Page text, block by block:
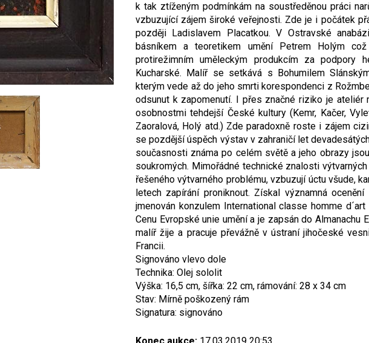
k tak ztíženým podmínkám na soustředěnou práci
vzbuzující zájem široké veřejnosti. Zde je i počátek
později Ladislavem Placatkou. V Ostravské
básníkem a teoretikem umění Petrem Holým
protirežimním uměleckým produkcím za podpory
Kucharské. Malíř se setkává s Bohumilem
kterým vede až do jeho smrti korespondenci z
odsunut k zapomenutí. I přes značné riziko je ateliér
osobnostmi tehdejší České kultury (Kemr, Kačer,
Zaoralová, Holý atd.) Zde paradoxně roste i zájem
se pozdější úspěch výstav v zahraničí let
současnosti známa po celém světě a jeho obrazy
soukromých. Mimořádné technické znalosti
řešeného výtvarného problému, vzbuzují úctu všude,
letech zapírání proniknout. Získal významná
jmenován konzulem International classe homme
Cenu Evropské unie umění a je zapsán do Almanachu
malíř žije a pracuje převážně v ústraní jihočeské
Francii.
Signováno vlevo dole
Technika: Olej sololit
Výška: 16,5 cm, šířka: 22 cm, rámování: 28 x 34 cm
Stav: Mírně poškozený rám
Signatura: signováno